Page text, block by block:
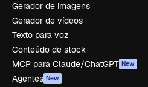
Gerador de imagens
Gerador de vídeos
Texto para voz
Conteúdo de stock
MCP para Claude/ChatGPT New
Agentes New